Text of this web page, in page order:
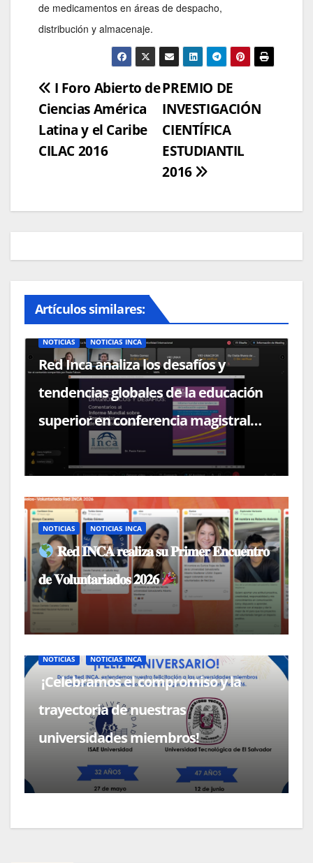
de medicamentos en áreas de despacho,
distribución y almacenaje.
Navegación
de
entradas
PREMIO DE
INVESTIGACIÓN
CIENTÍFICA
ESTUDIANTIL
2016
I Foro Abierto de
Ciencias América
Latina y el Caribe
CILAC 2016
Artículos similares:
NOTICIAS NOTICIAS INCA
Red Inca analiza los desafíos y
tendencias globales de la educación
superior en conferencia magistral
con el Dr. Paulo Falcón
NOTICIAS NOTICIAS INCA
𝐑𝐞𝐝 𝐈𝐍𝐂𝐀 𝐫𝐞𝐚𝐥𝐢𝐳𝐚 𝐬𝐮 𝐏𝐫𝐢𝐦𝐞𝐫 𝐄𝐧𝐜𝐮𝐞𝐧𝐭𝐫𝐨
𝐝𝐞 𝐕𝐨𝐥𝐮𝐧𝐭𝐚𝐫𝐢𝐚𝐝𝐨𝐬 𝟐𝟎𝟐𝟔
NOTICIAS NOTICIAS INCA
¡Celebramos el compromiso y la
trayectoria de nuestras
universidades miembros!